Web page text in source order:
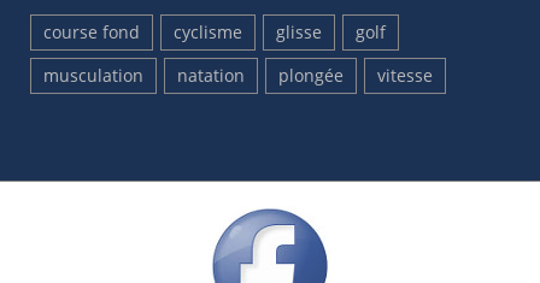
course fond cyclisme glisse
golf
musculation
natation plongée vitesse